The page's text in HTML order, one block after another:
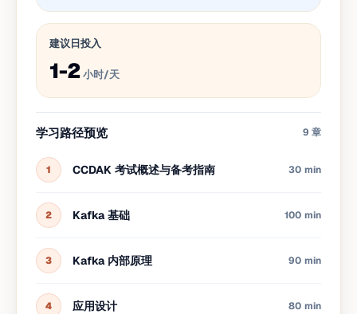
建议日投入
1-2小时/天
学习路径预览 9 章
1 CCDAK 考试概述与备考指南 30 min
2 Kafka 基础 100 min
3 Kafka 内部原理 90 min
4 应用设计 80 min